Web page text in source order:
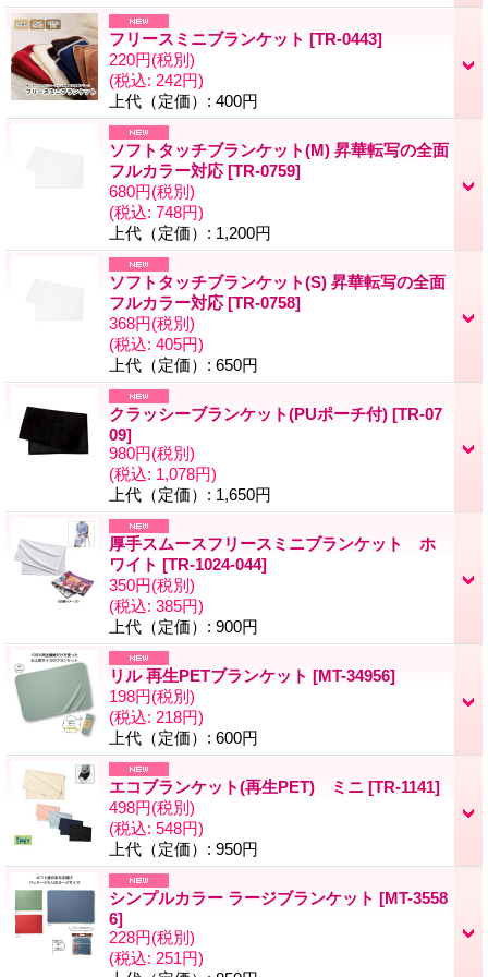
フリースミニブランケット [TR-0443]
220円(税別)
(税込: 242円)
上代（定価） : 400円
ソフトタッチブランケット(M) 昇華転写の全面
フルカラー対応[TR-0759]
680円(税別)
(税込: 748円)
上代（定価） : 1,200円
ソフトタッチブランケット(S) 昇華転写の全面
フルカラー対応[TR-0758]
368円(税別)
(税込: 405円)
上代（定価） : 650円
クラッシーブランケット(PUポーチ付) [TR-07
09]
980円(税別)
(税込: 1,078円)
上代（定価） : 1,650円
厚手スムースフリースミニブランケット ホ
ワイト [TR-1024-044]
350円(税別)
(税込: 385円)
上代（定価） : 900円
リル 再生PETブランケット [MT-34956]
198円(税別)
(税込: 218円)
上代（定価） : 600円
エコブランケット(再生PET) ミニ [TR-1141]
498円(税別)
(税込: 548円)
上代（定価） : 950円
シンプルカラー ラージブランケット [MT-3558
6]
228円(税別)
(税込: 251円)